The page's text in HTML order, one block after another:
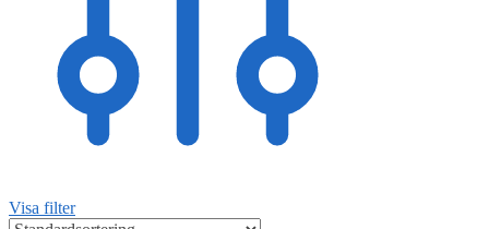
Visa filter